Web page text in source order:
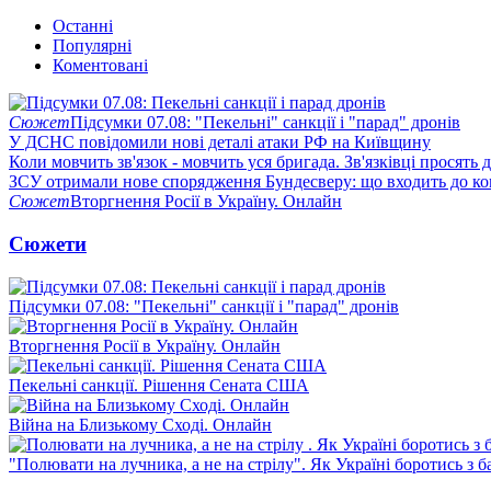
Останні
Популярні
Коментовані
СюжетПідсумки 07.08: "Пекельні" санкції і "парад" дронів
У ДСНС повідомили нові деталі атаки РФ на Київщину
Коли мовчить зв'язок - мовчить уся бригада. Зв'язківці просять
ЗСУ отримали нове спорядження Бундесверу: що входить до
СюжетВторгнення Росії в Україну. Онлайн
Сюжети
Підсумки 07.08: "Пекельні" санкції і "парад" дронів
Вторгнення Росії в Україну. Онлайн
Пекельні санкції. Рішення Сената США
Війна на Близькому Сході. Онлайн
"Полювати на лучника, а не на стрілу". Як Україні боротись з